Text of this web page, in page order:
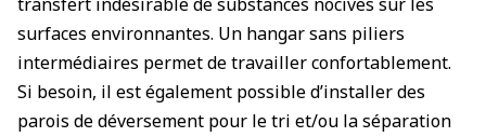
transfert indésirable de substances nocives sur les
surfaces environnantes. Un hangar sans piliers
intermédiaires permet de travailler confortablement.
Si besoin, il est également possible d’installer des
parois de déversement pour le tri et/ou la séparation